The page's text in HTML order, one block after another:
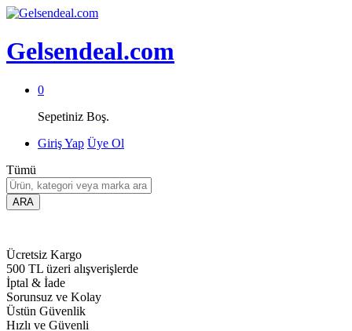
Gelsendeal.com
0
Sepetiniz Boş.
Giriş Yap Üye Ol
Tümü
ARA
Ücretsiz Kargo
500 TL üzeri alışverişlerde
İptal & İade
Sorunsuz ve Kolay
Üstün Güvenlik
Hızlı ve Güvenli